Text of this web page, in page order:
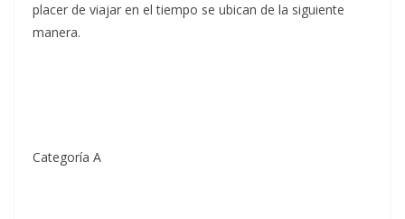
placer de viajar en el tiempo se ubican de la siguiente
manera.
Categoría A